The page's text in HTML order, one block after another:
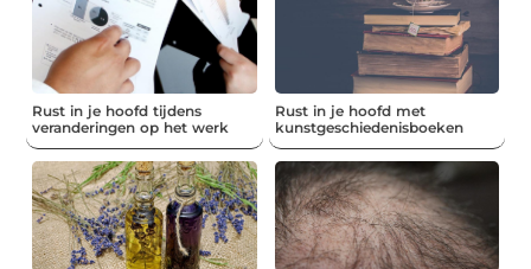
Rust in je hoofd tijdens
veranderingen op het werk
Rust in je hoofd met
kunstgeschiedenisboeken